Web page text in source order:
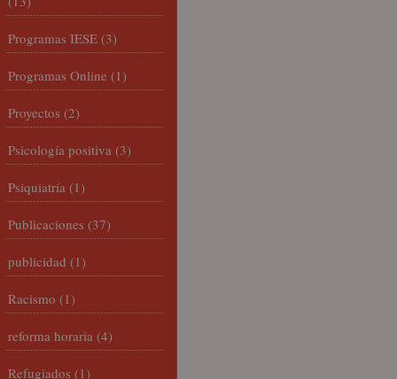
Programas IESE (3)
Programas Online (1)
Proyectos (2)
Psicología positiva (3)
Psiquiatría (1)
Publicaciones (37)
publicidad (1)
Racismo (1)
reforma horaria (4)
Refugiados (1)